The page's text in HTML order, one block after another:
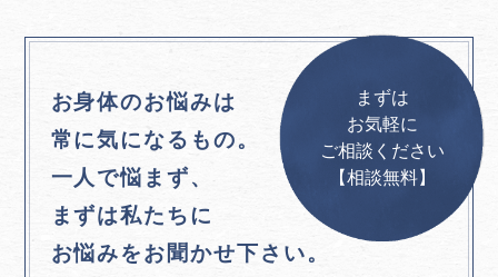
お身体のお悩みは
常に気になるもの。
一人で悩まず、
まずは私たちに
お悩みをお聞かせ下さい。
まずは
お気軽に
ご相談ください
【相談無料】